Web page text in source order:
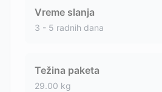
Vreme slanja
3 - 5 radnih dana
Težina paketa
29.00 kg